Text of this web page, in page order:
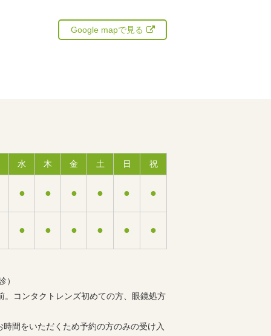
Google mapで見る
水 木 金 土 日 祝
● ● ● ● ● ●
● ● ● ● ● ●
）
コンタクトレンズ初めての方、眼鏡処方
間をいただくため予約の方のみの受け入